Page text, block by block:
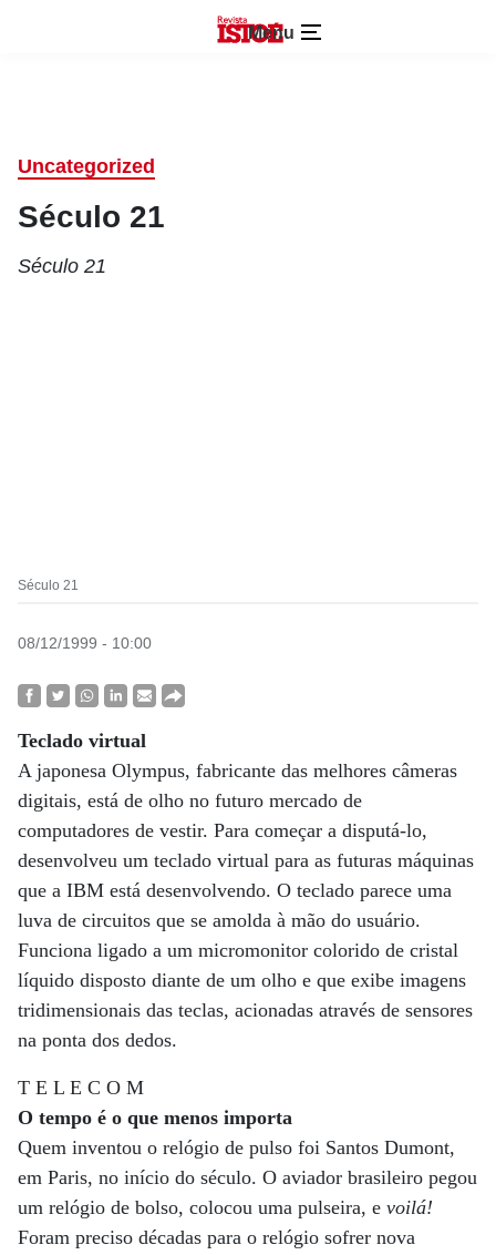
Menu
Uncategorized
Século 21
Século 21
Século 21
08/12/1999 - 10:00
Teclado virtual
A japonesa Olympus, fabricante das melhores câmeras
digitais, está de olho no futuro mercado de
computadores de vestir. Para começar a disputá-lo,
desenvolveu um teclado virtual para as futuras máquinas
que a IBM está desenvolvendo. O teclado parece uma
luva de circuitos que se amolda à mão do usuário.
Funciona ligado a um micromonitor colorido de cristal
líquido disposto diante de um olho e que exibe imagens
tridimensionais das teclas, acionadas através de sensores
na ponta dos dedos.
T E L E C O M
O tempo é o que menos importa
Quem inventou o relógio de pulso foi Santos Dumont,
em Paris, no início do século. O aviador brasileiro pegou
um relógio de bolso, colocou uma pulseira, e voilá!
Foram preciso décadas para o relógio sofrer nova